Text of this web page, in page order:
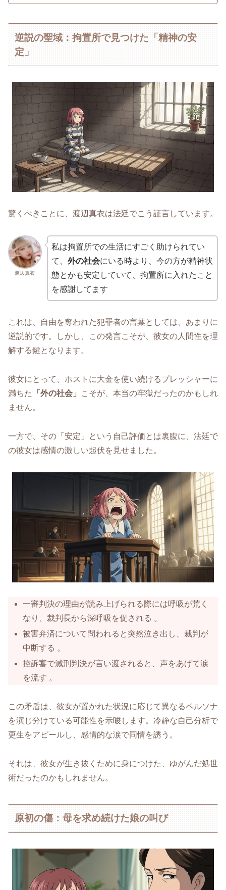
逆説の聖域：拘置所で見つけた「精神の安
定」
驚くべきことに、渡辺真衣は法廷でこう証言しています。
渡辺真衣
私は拘置所での生活にすごく助けられてい
て、 外の社会にいる時より、今の方が精神状
態とかも安定していて、拘置所に入れたこと
を感謝してます
これは、自由を奪われた犯罪者の言葉としては、あまりに
逆説的です。しかし、この発言こそが、彼女の人間性を理
解する鍵となります。
彼女にとって、ホストに大金を使い続けるプレッシャーに
満ちた
「外の社会」
こそが、本当の牢獄だったのかもしれ
ません。
一方で、その「安定」という自己評価とは裏腹に、法廷で
の彼女は感情の激しい起伏を見せました。
一審判決の理由が読み上げられる際には呼吸が荒く
なり、裁判長から深呼吸を促される 。
被害弁済について問われると突然泣き出し、裁判が
中断する 。
控訴審で減刑判決が言い渡されると、声をあげて涙
を流す 。
この矛盾は、彼女が置かれた状況に応じて異なるペルソナ
を演じ分けている可能性を示唆します。冷静な自己分析で
更生をアピールし、感情的な涙で同情を誘う。
それは、彼女が生き抜くために身につけた、ゆがんだ処世
術だったのかもしれません。
原初の傷：母を求め続けた娘の叫び